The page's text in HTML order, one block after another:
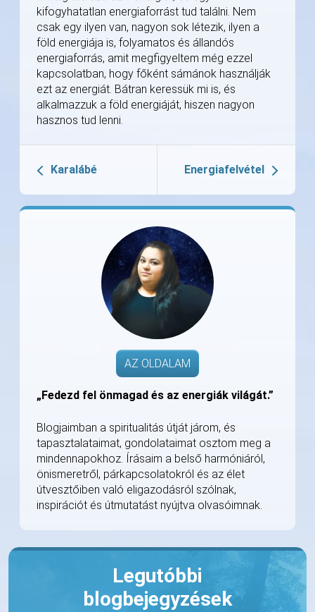
kifogyhatatlan energiaforrást tud találni. Nem
csak egy ilyen van, nagyon sok létezik, ilyen a
föld energiája is, folyamatos és állandós
energiaforrás, amit megfigyeltem még ezzel
kapcsolatban, hogy főként sámánok használják
ezt az energiát. Bátran keressük mi is, és
alkalmazzuk a föld energiáját, hiszen nagyon
hasznos tud lenni.
Karalábé Energiafelvétel
AZ OLDALAM
„Fedezd fel önmagad és az energiák világát.”
Blogjaimban a spiritualitás útját járom, és
tapasztalataimat, gondolataimat osztom meg a
mindennapokhoz. Írásaim a belső harmóniáról,
önismeretről, párkapcsolatokról és az élet
útvesztőiben való eligazodásról szólnak,
inspirációt és útmutatást nyújtva olvasóimnak.
Legutóbbi
blogbejegyzések